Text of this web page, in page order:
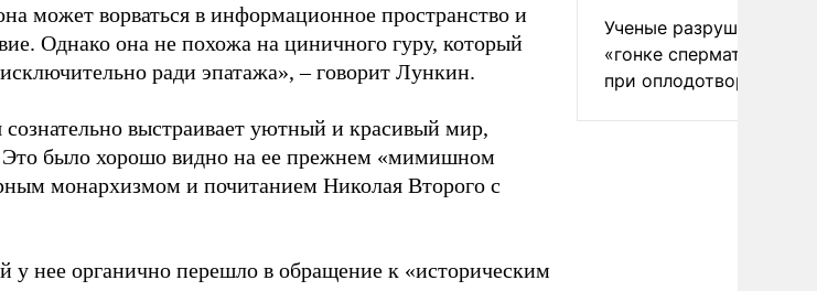
может ворваться в информационное пространство и
Однако она не похожа на циничного гуру, который
ради эпатажа», – говорит Лункин.
выстраивает уютный и красивый мир,
Это было хорошо видно на ее прежнем «мимишном
монархизмом и почитанием Николая Второго с
у нее органично перешло в обращение к «историческим
Ученые разрушили миф
«гонке
при оплодотворении